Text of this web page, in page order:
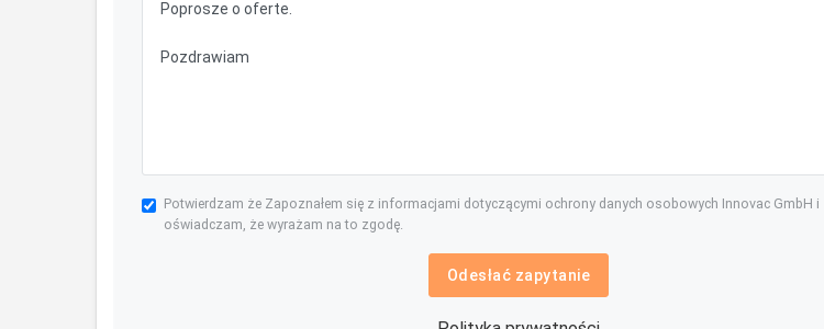
Potwierdzam że Zapoznałem się z informacjami dotyczącymi ochrony danych osobowych Innovac GmbH i
oświadczam, że wyrażam na to zgodę.
Odesłać zapytanie